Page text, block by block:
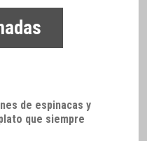
de espinacas y
que siempre